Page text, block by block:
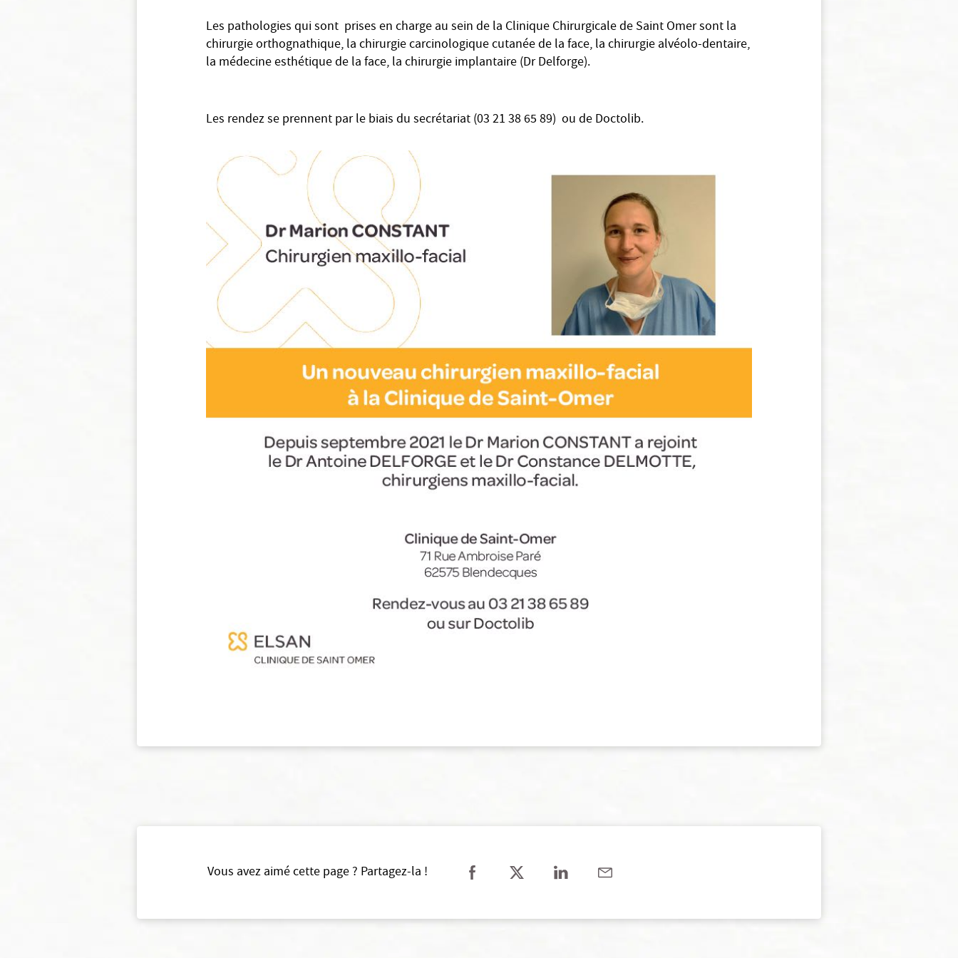
Les pathologies qui sont prises en charge au sein de la Clinique Chirurgicale de Saint Omer sont la
chirurgie orthognathique, la chirurgie carcinologique cutanée de la face, la chirurgie alvéolo-dentaire,
la médecine esthétique de la face, la chirurgie implantaire (Dr Delforge).
Les rendez se prennent par le biais du secrétariat (03 21 38 65 89) ou de Doctolib.
Vous avez aimé cette page ? Partagez-la !